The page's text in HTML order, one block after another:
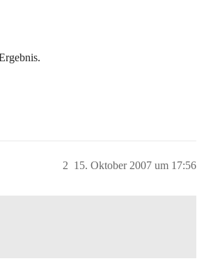
15. Oktober 2007 um 17:56
2